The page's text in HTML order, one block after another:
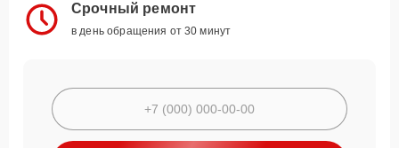
Срочный ремонт
в день обращения от 30 минут